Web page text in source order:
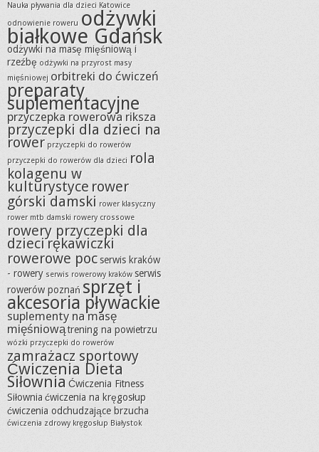
Nauka pływania dla dzieci Katowice
odnowienie roweru odżywki
białkowe Gdańsk
odżywki na masę mięśniową i
rzeźbę odżywki na przyrost masy
mięśniowej orbitreki do ćwiczeń
preparaty
suplementacyjne
przyczepka rowerowa riksza
przyczepki dla dzieci na
rower przyczepki do rowerów
przyczepki do rowerów dla dzieci rola
kolagenu w
kulturystyce rower
górski damski rower klasyczny
rower mtb damski rowery crossowe
rowery przyczepki dla
dziecirękawiczki
rowerowe pocserwis kraków
- rowery serwis rowerowy kraków serwis
rowerów poznań sprzęt i
akcesoria pływackie
suplementy na masę
mięśniowątrening na powietrzu
wózki przyczepki do rowerów
zamrażacz sportowy
Ćwiczenia Dieta
SiłowniaĆwiczenia Fitness
Siłowniaćwiczenia na kręgosłup
ćwiczenia odchudzające brzucha
ćwiczenia zdrowy kręgosłup Białystok